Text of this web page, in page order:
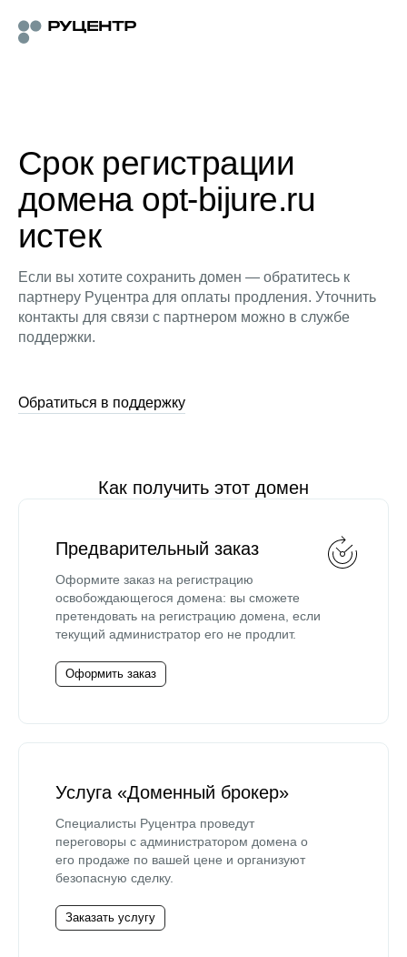
Срок регистрации
домена opt-bijure.ru
истек
Если вы хотите сохранить домен — обратитесь к
партнеру Руцентра для оплаты продления. Уточнить
контакты для связи с партнером можно в службе
поддержки.
Обратиться в поддержку
Как получить этот домен
Предварительный заказ
Оформите заказ на регистрацию
освобождающегося домена: вы сможете
претендовать на регистрацию домена, если
текущий администратор его не продлит.
Оформить заказ
Услуга «Доменный брокер»
Специалисты Руцентра проведут
переговоры с администратором домена о
его продаже по вашей цене и организуют
безопасную сделку.
Заказать услугу